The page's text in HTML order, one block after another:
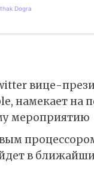
Dogra
вице-
намекает на
мероприятию
в